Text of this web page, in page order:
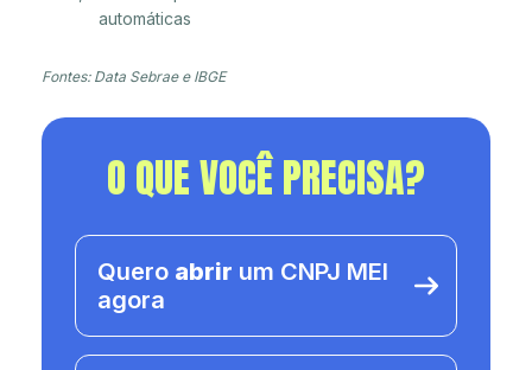
automáticas
Fontes: Data Sebrae e IBGE
O QUE VOCÊ PRECISA?
Quero abrir um CNPJ MEI
agora